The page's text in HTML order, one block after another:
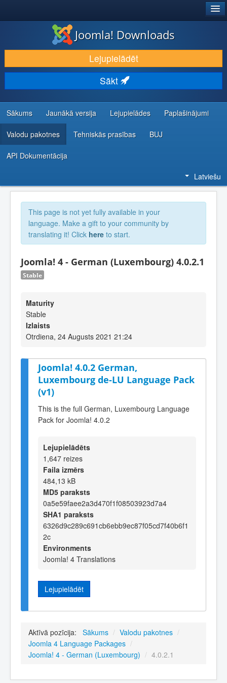
LEJUPIELĀDĒT UN PAPLAŠINĀT
ATKLĀJ UN IEMĀCIES
KOPIENA UN ATBALSTS
IZSTRĀDĀTĀJU RESURSI
Joomla! Downloads
Lejupielādēt
Sākt
Sākums Jaunākā versija Lejupielādes Paplašinājumi
Valodu pakotnes Tehniskās prasības BUJ
API Dokumentācija
Latviešu
This page is not yet fully available in your
language. Make a gift to your community by
translating it! Click here to start.
Joomla! 4 - German (Luxembourg) 4.0.2.1
Stable
Maturity
Stable
Izlaists
Otrdiena, 24 Augusts 2021 21:24
Joomla! 4.0.2 German,
Luxembourg de-LU Language Pack
(v1)
This is the full German, Luxembourg Language
Pack for Joomla! 4.0.2
Lejupielādēts
1,647 reizes
Faila izmērs
484,13 kB
MD5 paraksts
0a5e59faee2a3d470f1f08503923d7a4
SHA1 paraksts
6326d9c289c691cb6ebb9ec87f05cd7f40b6f1
2c
Environments
Joomla! 4 Translations
Lejupielādēt
Aktīvā pozīcija: Sākums / Valodu pakotnes /
Joomla 4 Language Packages /
Joomla! 4 - German (Luxembourg) / 4.0.2.1